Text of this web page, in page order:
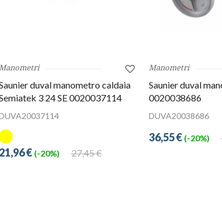
duval manometro caldaia
3 24 SE 0020037114
27,45 €
21,96 € (-20%)
Manometri
Saunier duval
0020038686
DUVA20038686
36,55 € (-20%)